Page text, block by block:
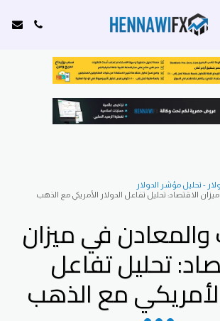
- تحليل مؤشر الدولار
الاقتصاد: تحليل تفاعل الدولار الأمريكي مع الذهب
والمعادن في ميزان
تحليل تفاعل
الأمريكي مع الذهب